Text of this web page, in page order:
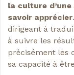
la culture
savoir apprécier
dirigeant à
à suivre les
précisément les
sa capacité à